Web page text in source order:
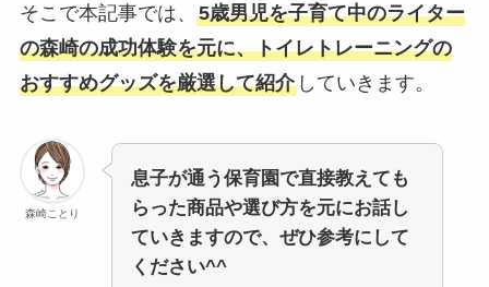
そこで本記事では、 5歳男児を子育て中のライター
の森崎の成功体験を元に、トイレトレーニングの
おすすめグッズを厳選して紹介していきます。
森崎ことり
息子が通う保育園で直接教えても
らった商品や選び方を元にお話し
ていきますので、ぜひ参考にして
ください^^